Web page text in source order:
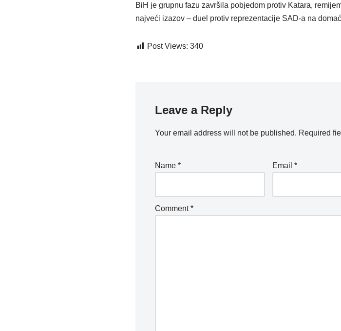
BiH je grupnu fazu završila pobjedom protiv Katara,
najveći izazov – duel protiv reprezentacije SAD-a na
Post Views: 340
Leave a Reply
Your email address will not be published. Required
Name * Email *
Comment*